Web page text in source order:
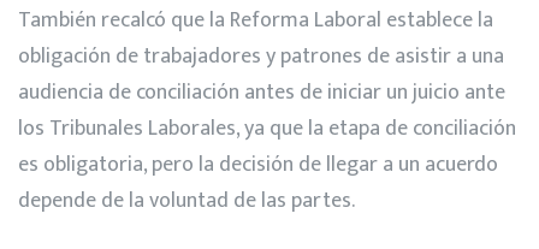
También recalcó que la Reforma Laboral establece la
obligación de trabajadores y patrones de asistir a una
audiencia de conciliación antes de iniciar un juicio ante
los Tribunales Laborales, ya que la etapa de conciliación
es obligatoria, pero la decisión de llegar a un acuerdo
depende de la voluntad de las partes.